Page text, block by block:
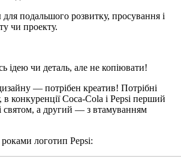
для подальшого розвитку, просування і
чи проекту.
ідею чи деталь, але не копіювати!
— потрібен креатив! Потрібні
в конкуренції Coca-Cola і Pepsi перший
святом, а другий — з втамуванням
логотип Pepsi: